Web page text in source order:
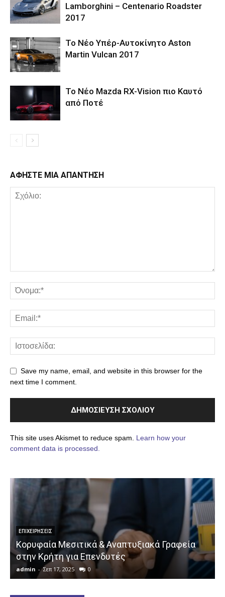
Lamborghini – Centenario Roadster
2017
Το Νέο Υπέρ-Αυτοκίνητο Aston
Martin Vulcan 2017
Το Νέο Mazda RX-Vision πιο Καυτό
από Ποτέ
ΑΦΗΣΤΕ ΜΙΑ ΑΠΑΝΤΗΣΗ
Save my name, email, and website in this browser for the
next time I comment.
This site uses Akismet to reduce spam. Learn how your
comment data is processed.
ΕΠΙΧΕΙΡΉΣΕΙΣ
Κορυφαία Μεσιτικά & Αναπτυξιακά Γραφεία
στην Κρήτη για Επενδυτές
admin - Σεπ 17, 2025 0